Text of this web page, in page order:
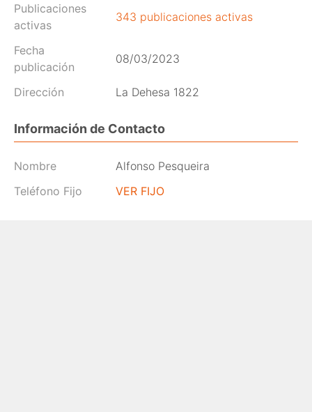
Publicaciones
activas
343 publicaciones activas
Fecha
publicación
08/03/2023
Dirección La Dehesa 1822
Información de Contacto
Nombre
Alfonso Pesqueira
Teléfono Fijo
VER FIJO